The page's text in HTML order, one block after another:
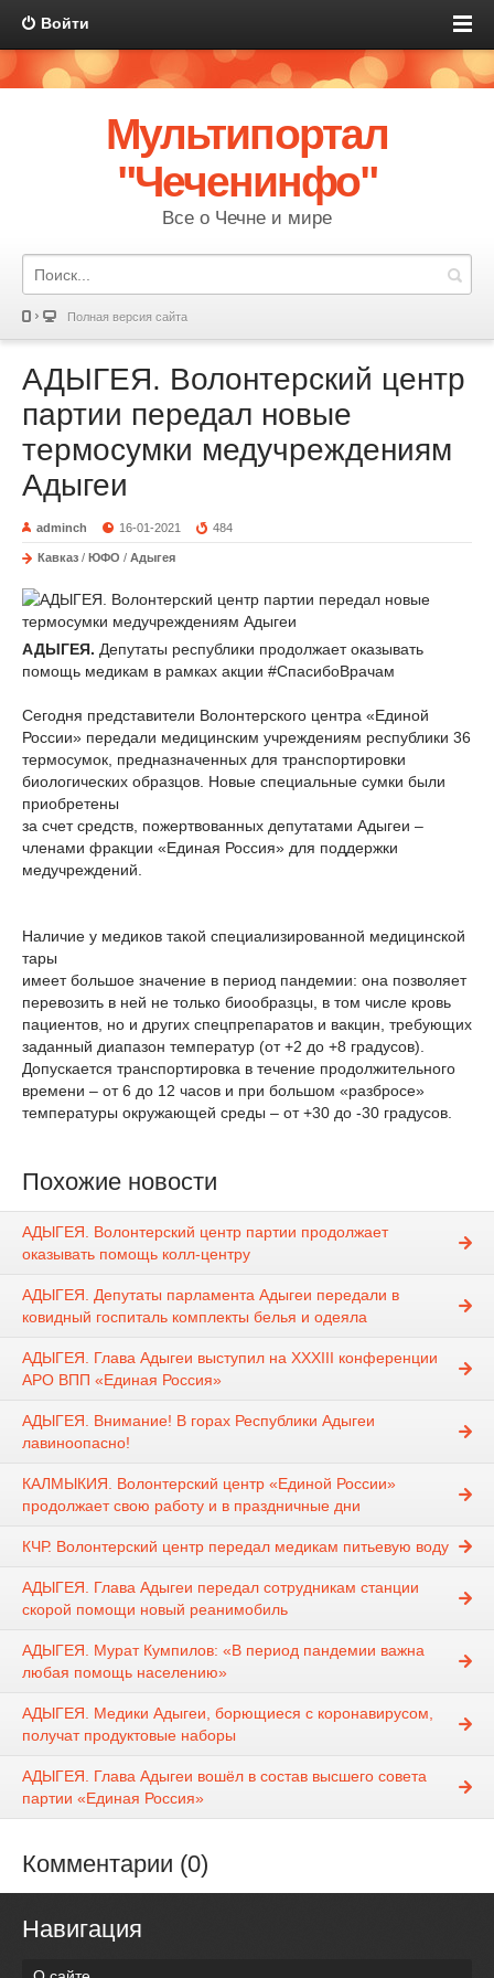
Войти
Мультипортал
"Чеченинфо"
Все о Чечне и мире
Полная версия сайта
АДЫГЕЯ. Волонтерский центр
партии передал новые
термосумки медучреждениям
Адыгеи
adminch 16-01-2021 484
Кавказ / ЮФО / Адыгея
АДЫГЕЯ. Депутаты республики продолжает оказывать
помощь медикам в рамках акции #СпасибоВрачам
Сегодня представители Волонтерского центра «Единой
России» передали медицинским учреждениям республики 36
термосумок, предназначенных для транспортировки
биологических образцов. Новые специальные сумки были
приобретены
за счет средств, пожертвованных депутатами Адыгеи –
членами фракции «Единая Россия» для поддержки
медучреждений.
Наличие у медиков такой специализированной медицинской
тары
имеет большое значение в период пандемии: она позволяет
перевозить в ней не только биообразцы, в том числе кровь
пациентов, но и других спецпрепаратов и вакцин, требующих
заданный диапазон температур (от +2 до +8 градусов).
Допускается транспортировка в течение продолжительного
времени – от 6 до 12 часов и при большом «разбросе»
температуры окружающей среды – от +30 до -30 градусов.
Похожие новости
АДЫГЕЯ. Волонтерский центр партии продолжает
оказывать помощь колл-центру
АДЫГЕЯ. Депутаты парламента Адыгеи передали в
ковидный госпиталь комплекты белья и одеяла
АДЫГЕЯ. Глава Адыгеи выступил на XXXIII конференции
АРО ВПП «Единая Россия»
АДЫГЕЯ. Внимание! В горах Республики Адыгеи
лавиноопасно!
КАЛМЫКИЯ. Волонтерский центр «Единой России»
продолжает свою работу и в праздничные дни
КЧР. Волонтерский центр передал медикам питьевую воду
АДЫГЕЯ. Глава Адыгеи передал сотрудникам станции
скорой помощи новый реанимобиль
АДЫГЕЯ. Мурат Кумпилов: «В период пандемии важна
любая помощь населению»
АДЫГЕЯ. Медики Адыгеи, борющиеся с коронавирусом,
получат продуктовые наборы
АДЫГЕЯ. Глава Адыгеи вошёл в состав высшего совета
партии «Единая Россия»
Комментарии (0)
Навигация